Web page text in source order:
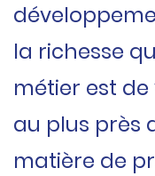
la richesse
métier est
au plus près
matière de